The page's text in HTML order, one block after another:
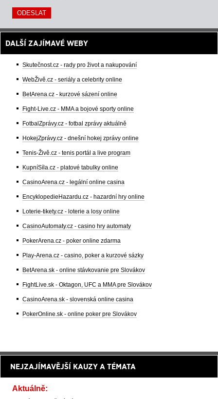
DALŠÍ ZAJÍMAVÉ WEBY
Skutečnost.cz - rady pro život a nakupování
WebŽivě.cz - seriály a celebrity online
BetArena.cz - kurzové sázení online
Fight-Live.cz - MMA a bojové sporty online
FotbalZprávy.cz - fotbal zprávy aktuálně
HokejZprávy.cz - dnešní hokej zprávy online
Tenis-Živě.cz - tenis portál a live program
KupníSíla.cz - platové tabulky online
CasinoArena.cz - legální online casina
EncyklopedieHazardu.cz - hazardní hry online
Loterie-tikety.cz - loterie a losy online
CasinoAutomaty.cz - casino hry automaty
PokerArena.cz - poker online zdarma
Play-Arena.cz - casino, poker a kurzové sázky
BetArena.sk - online stávkovanie pre Slovákov
FightLive.sk - Oktagon, UFC a MMA pre Slovákov
CasinoArena.sk - slovenská online casina
PokerOnline.sk - online poker pre Slovákov
NEJZAJÍMAVĚJŠÍ KAUZY A TÉMATA
Aktuálně: